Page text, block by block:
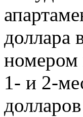
доллара
номером
1- и 2-